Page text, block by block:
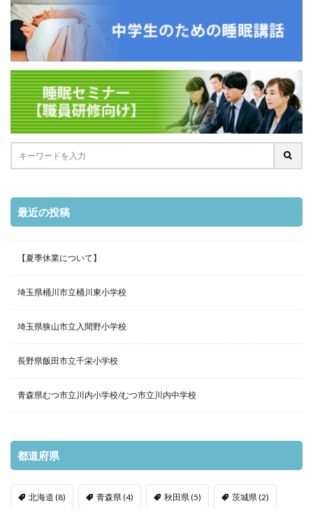
最近の投稿
【夏季休業について】
埼玉県桶川市立桶川東小学校
埼玉県狭山市立入間野小学校
長野県飯田市立千栄小学校
青森県むつ市立川内小学校/むつ市立川内中学校
都道府県
北海道 (8) 青森県 (4) 秋田県 (5) 茨城県 (2)